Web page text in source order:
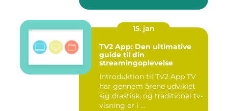
15. jan
TV2 App: Den ultimative
guide til din
streamingoplevelse
Introduktion til TV2 App TV
har gennem årene udviklet
sig drastisk, og traditionel tv-
visning er i ...